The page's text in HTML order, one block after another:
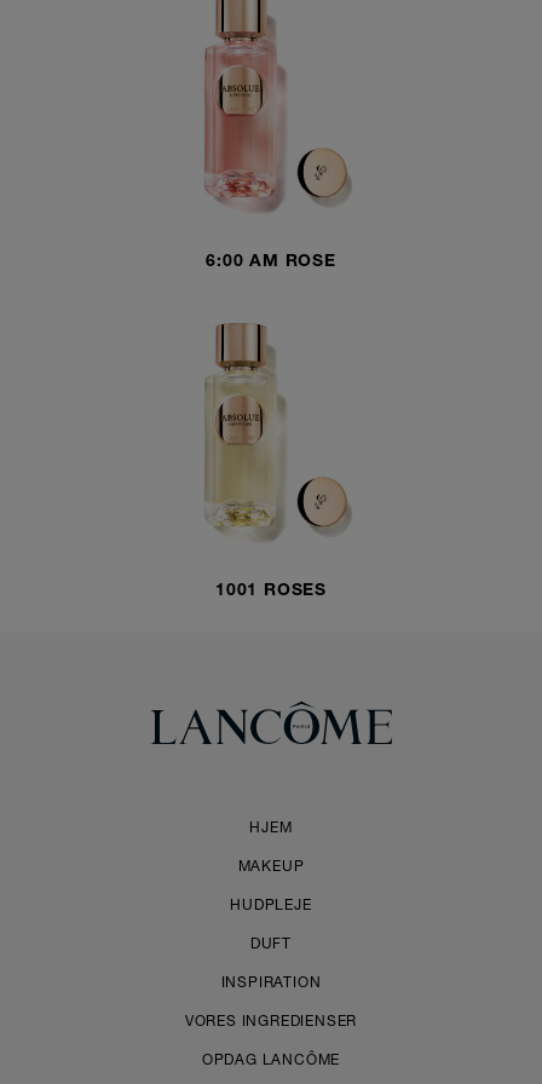
6:00 AM ROSE
1001 ROSES
HJEM
MAKEUP
HUDPLEJE
DUFT
INSPIRATION
VORES INGREDIENSER
OPDAG LANCÔME